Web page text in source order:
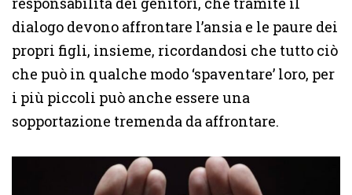
dialogo devono affrontare l’ansia e le paure dei
propri figli, insieme, ricordandosi che tutto ciò
che può in qualche modo ‘spaventare’ loro, per
i più piccoli può anche essere una
sopportazione tremenda da affrontare.